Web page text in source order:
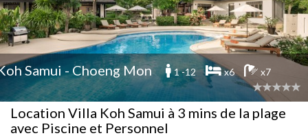
Samui - Choeng Mon 1 -12 x6 x7
Location Villa Koh Samui à 3 mins de la plage
avec Piscine et Personnel